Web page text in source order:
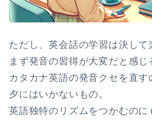
ただし、英会話の学習は決して
まず発音の習得が大変だと感じ
カタカナ英語の発音クセを直
夕にはいかないもの。
英語独特のリズムをつかむの